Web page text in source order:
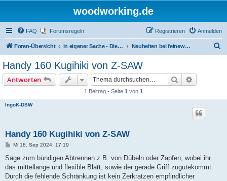
woodworking.de
FAQ Forumsregeln Anmelden
Registrieren
Foren-Übersicht in eigener Sache - Dieter Schmid Werkzeuge GmbH Neuheiten bei feinewerkzeuge.de
Handy 160 Kugihiki von Z-SAW
Antworten Suche
1 Beitrag • Seite 1 von 1
IngoK-DSW
Handy 160 Kugihiki von Z-SAW
B
i
r
a
Mi 18. Sep 2024, 17:19
Säge zum bündigen Abtrennen z.B. von Dübeln oder Zapfen, wobei ihr
das mittellange und flexible Blatt, sowie der gerade Griff zugutekommt.
Durch die fehlende Schränkung ist kein Zerkratzen empfindlicher